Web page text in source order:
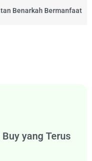
Benarkah Bermanfaat
yang Terus